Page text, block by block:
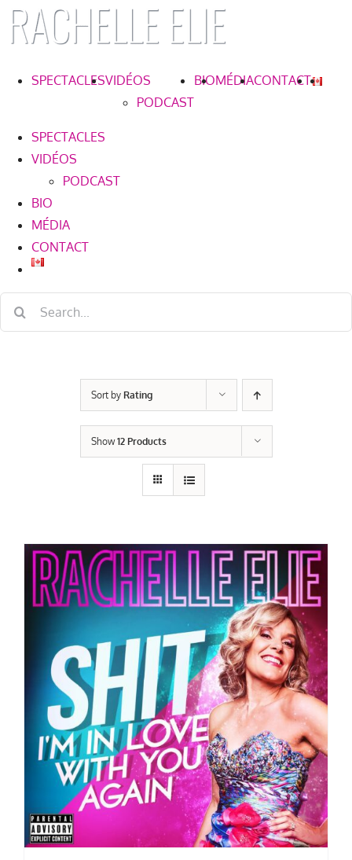
Skip
SPECTACLESVIDÉOS
PODCAST
BIOMÉDIACONTACT
SPECTACLES
VIDÉOS
PODCAST
BIO
MÉDIA
CONTACT
Search
Sort by Rating
Show12 Products